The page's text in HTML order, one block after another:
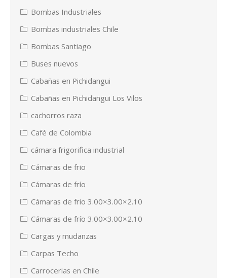
Bombas Industriales
Bombas industriales Chile
Bombas Santiago
Buses nuevos
Cabañas en Pichidangui
Cabañas en Pichidangui Los Vilos
cachorros raza
Café de Colombia
cámara frigorifica industrial
Cámaras de frio
Cámaras de frío
Cámaras de frio 3.00×3.00×2.10
Cámaras de frío 3.00×3.00×2.10
Cargas y mudanzas
Carpas Techo
Carrocerias en Chile